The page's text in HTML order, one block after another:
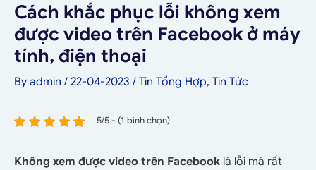
Cách khắc phục lỗi không xem
được video trên Facebook ở máy
tính, điện thoại
By admin / 22-04-2023 / Tin Tổng Hợp, Tin Tức
5/5 - (1 bình chọn)
Không xem được video trên Facebook là lỗi mà rất